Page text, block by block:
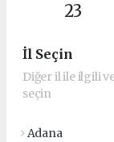
23
İl Seçin
Diğer il ile ilgili
seçin
Adana